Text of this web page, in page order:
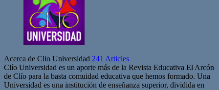
Acerca de Clio Universidad 241 Articles
Clío Universidad es un aporte más de la Revista Educativa El Arcón
de Clío para la basta comuidad educativa que hemos formado. Una
Universidad es una institución de enseñanza superior, dividida en